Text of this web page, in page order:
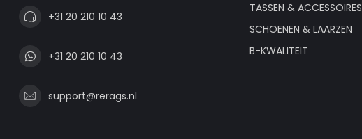
+31 20 210 10 43
+31 20 210 10 43
support@rerags.nl
TASSEN & ACCESSOIRES
SCHOENEN & LAARZEN
B-KWALITEIT